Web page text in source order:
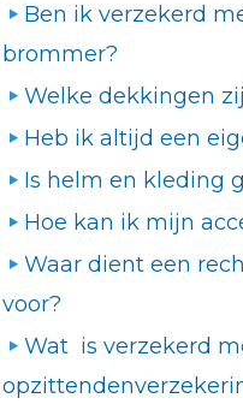
Ben ik verzekerd
brommer?
Welke dekkingen
Heb ik altijd een
Is helm en kleding
Hoe kan ik mijn
Waar dient een
voor?
Wat is verzekerd